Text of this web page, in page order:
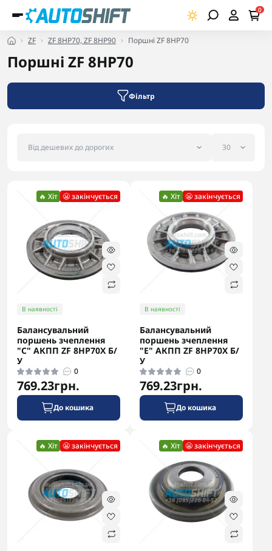
0
ZF ZF 8HP70, ZF 8HP90 Поршні ZF 8HP70
Поршні ZF 8HP70
Фільтр
🔥 Хіт 😬 закінчується
В наявності
Балансувальний
поршень зчеплення
"C" АКПП ZF 8HP70X Б/
У
0
769.23грн.
До кошика
🔥 Хіт 😬 закінчується
В наявності
Балансувальний
поршень зчеплення
"E" АКПП ZF 8HP70X Б/
У
0
769.23грн.
До кошика
🔥 Хіт 😬 закінчується 🔥 Хіт 😬 закінчується